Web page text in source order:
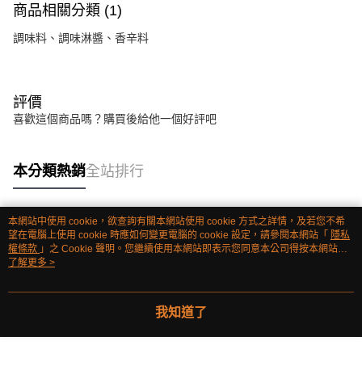
商品相關分類 (1)
調味料、調味淋醬、香辛料
評價
喜歡這個商品嗎？購買後給他一個好評吧
本分類熱銷全站排行
熱門標籤
本網站中使用 cookie，欲查詢有關本網站使用 cookie 方式之詳情，及若您不希
望在電腦上使用 cookie 時應如何變更電腦的 cookie 設定，請參閱本網站「 隱私
權條款 」之 Cookie 聲明。您繼續使用本網站即表示您同意本公司得按本網站使
用條款之 Cookie 聲明使用 cookie。
了解更多 >
我知道了